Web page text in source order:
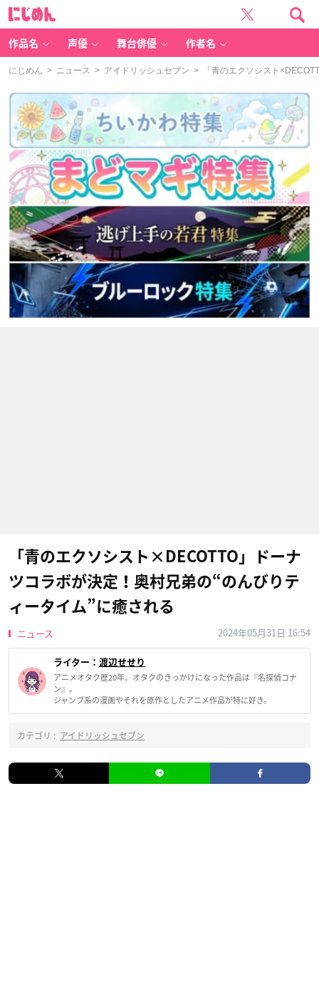
作品名 声優 舞台俳優 作者名
にじめん > ニュース > アイドリッシュセブン > 「青のエクソシスト
「青のエクソシスト×DECOTTO」ドーナ
ツコラボが決定！奥村兄弟の“のんびりテ
ィータイム”に癒される
ニュース 2024年05月31日 16:54
ライター： 渡辺せせり
アニメオタク歴20年。オタクのきっかけになった作品は『名探偵コナ
ン』。
ジャンプ系の漫画やそれを原作としたアニメ作品が特に好き。
カテゴリ : アイドリッシュセブン